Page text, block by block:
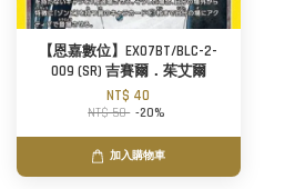
【恩嘉數位】EX07BT/BLC-2-
009 (SR) 吉賽爾．茱艾爾
NT$ 40
NT$ 50 -20%
加入購物車